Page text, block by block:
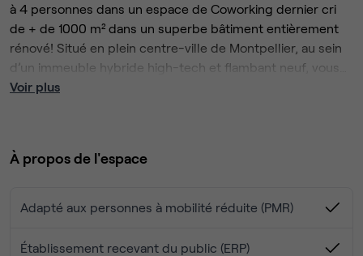
à 4 personnes dans un espace de Coworking dernier cri
de + de 1000 m² dans un superbe bâtiment entièrement
rénové! Situé en plein centre-ville de Montpellier, au sein
d’un immeuble hybride high-tech et flambant neuf, vous
bénéficierez des nombreux espaces du bâtiment. Tout en
- mobilier de bureau design & extra confort
- salles de réunion connectées (Visio, Chromecast,
- reprographie laser HD
Voir plus
À propos de l'espace
Adapté aux personnes à mobilité réduite (PMR)
Établissement recevant du public (ERP)